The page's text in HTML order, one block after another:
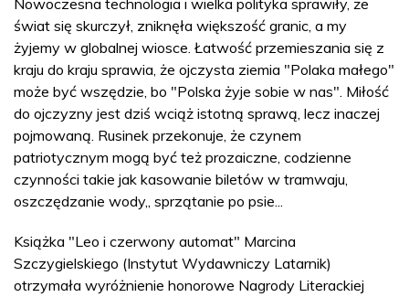
Nowoczesna technologia i wielka polityka sprawiły, że
świat się skurczył, zniknęła większość granic, a my
żyjemy w globalnej wiosce. Łatwość przemieszania się z
kraju do kraju sprawia, że ojczysta ziemia "Polaka małego"
może być wszędzie, bo "Polska żyje sobie w nas". Miłość
do ojczyzny jest dziś wciąż istotną sprawą, lecz inaczej
pojmowaną. Rusinek przekonuje, że czynem
patriotycznym mogą być też prozaiczne, codzienne
czynności takie jak kasowanie biletów w tramwaju,
oszczędzanie wody,, sprzątanie po psie...
Książka "Leo i czerwony automat" Marcina
Szczygielskiego (Instytut Wydawniczy Latarnik)
otrzymała wyróżnienie honorowe Nagrody Literackiej